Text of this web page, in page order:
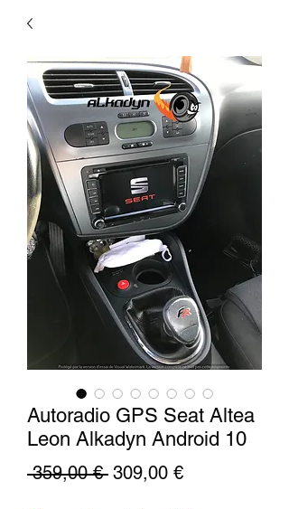
Autoradio GPS Seat Altea
Leon Alkadyn Android 10
359,00 € Precio
309,00 €Precio